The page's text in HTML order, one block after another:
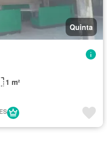
Quinta
1 m²